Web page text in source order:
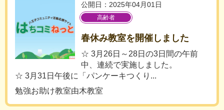
公開日：2025年04月01日
高齢者
春休み教室を開催しました
☆ 3月26日～28日の3日間の午前
中、連続で実施しました。
☆ 3月31日午後に「パンケーキつくり...
勉強お助け教室由木教室